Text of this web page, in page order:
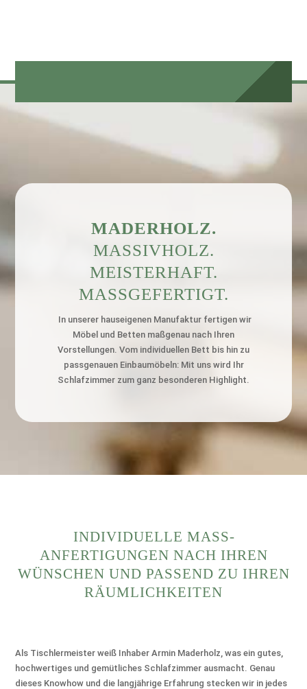
MADERHOLZ.
MASSIVHOLZ.
MEISTERHAFT.
MASSGEFERTIGT.
In unserer hauseigenen Manufaktur fertigen wir
Möbel und Betten maßgenau nach Ihren
Vorstellungen. Vom individuellen Bett bis hin zu
passgenauen Einbaumöbeln: Mit uns wird Ihr
Schlafzimmer zum ganz besonderen Highlight.
INDIVIDUELLE MASS­A
NFERTIGUNGEN NACH IHREN W
ÜNSCHEN UND PASSEND ZU IHREN R
ÄUMLICHKEITEN
Als Tischlermeister weiß Inhaber Armin Maderholz, was ein gutes,
hochwertiges und gemütliches Schlafzimmer ausmacht. Genau
dieses Knowhow und die langjährige Erfahrung stecken wir in jedes